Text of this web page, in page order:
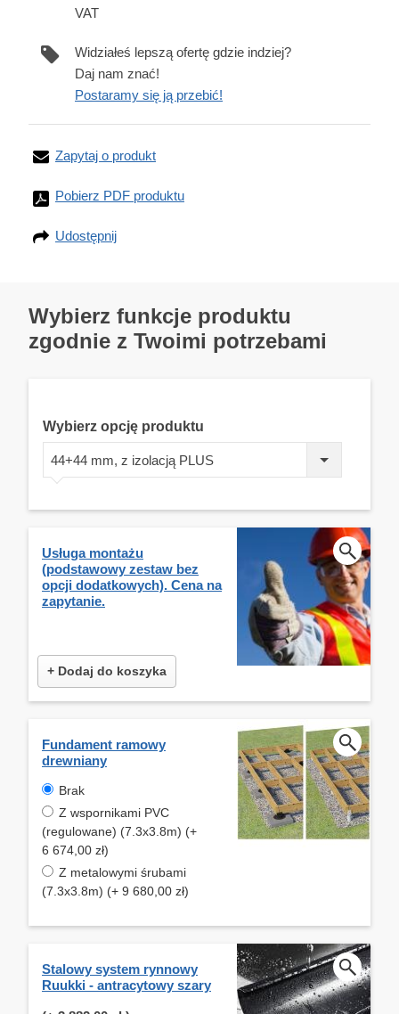
VAT
Widziałeś lepszą ofertę gdzie indziej?
Daj nam znać!
Postaramy się ją przebić!
Zapytaj o produkt
Pobierz PDF produktu
Udostępnij
Wybierz funkcje produktu
zgodnie z Twoimi potrzebami
Wybierz opcję produktu
44+44 mm, z izolacją PLUS
Usługa montażu
(podstawowy zestaw bez
opcji dodatkowych). Cena na
zapytanie.
+ Dodaj do koszyka
Fundament ramowy
drewniany
Brak
Z wspornikami PVC
(regulowane) (7.3x3.8m) (+
6 674,00 zł)
Z metalowymi śrubami
(7.3x3.8m) (+ 9 680,00 zł)
Stalowy system rynnowy
Ruukki - antracytowy szary